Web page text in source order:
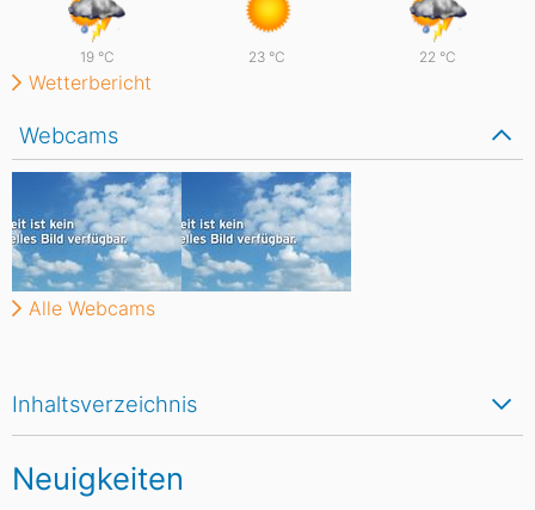
Inhaltsverzeichnis
Neuigkeiten
19 °C 23 °C 22 °C
Wetterbericht
Webcams
Alle Webcams